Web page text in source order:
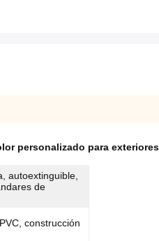
personalizado para exteriores
autoextinguible,
de
construcción